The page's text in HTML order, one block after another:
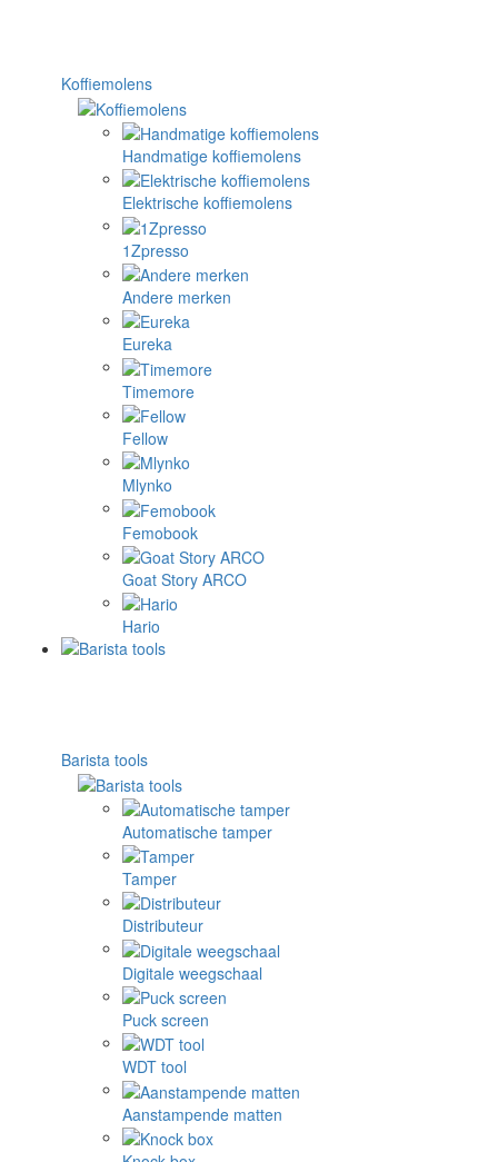
Koffiemolens
Handmatige koffiemolens
Elektrische koffiemolens
1Zpresso
Andere merken
Eureka
Timemore
Fellow
Mlynko
Femobook
Goat Story ARCO
Hario
Barista tools
Automatische tamper
Tamper
Distributeur
Digitale weegschaal
Puck screen
WDT tool
Aanstampende matten